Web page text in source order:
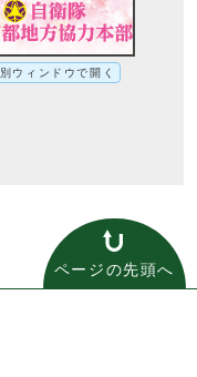
別ウィンドウで開く
ページの先頭へ